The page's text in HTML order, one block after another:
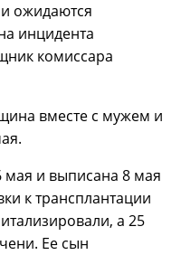
ожидаются
инцидента
комиссара
вместе с мужем и
мая и выписана 8 мая
к трансплантации
а 25
Ее сын